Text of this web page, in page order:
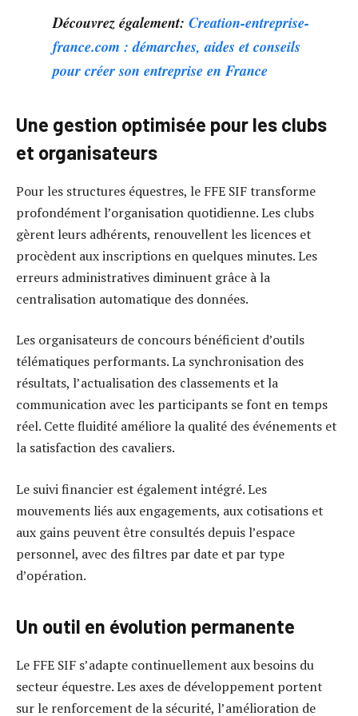
Découvrez également:Creation-entreprise-
france.com : démarches, aides et conseils
pour créer son entreprise en France
Une gestion optimisée pour les clubs
et organisateurs
Pour les structures équestres, le FFE SIF transforme
profondément l’organisation quotidienne. Les clubs
gèrent leurs adhérents, renouvellent les licences et
procèdent aux inscriptions en quelques minutes. Les
erreurs administratives diminuent grâce à la
centralisation automatique des données.
Les organisateurs de concours bénéficient d’outils
télématiques performants. La synchronisation des
résultats, l’actualisation des classements et la
communication avec les participants se font en temps
réel. Cette fluidité améliore la qualité des événements et
la satisfaction des cavaliers.
Le suivi financier est également intégré. Les
mouvements liés aux engagements, aux cotisations et
aux gains peuvent être consultés depuis l’espace
personnel, avec des filtres par date et par type
d’opération.
Un outil en évolution permanente
Le FFE SIF s’adapte continuellement aux besoins du
secteur équestre. Les axes de développement portent
sur le renforcement de la sécurité, l’amélioration de